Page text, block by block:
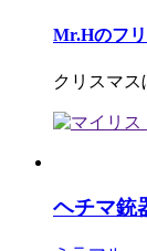
Mr.Hのフ
クリスマス
ヘチマ銃